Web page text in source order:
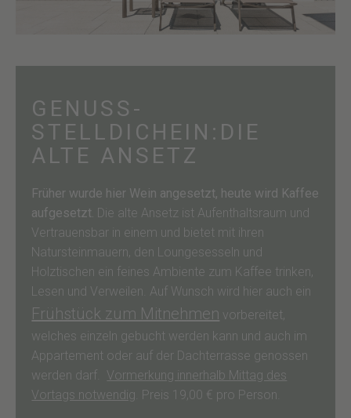
GENUSS-
STELLDICHEIN:DIE
ALTE ANSETZ
Früher wurde hier Wein angesetzt, heute wird Kaffee
aufgesetzt. Die alte Ansetz ist Aufenthaltsraum und
Vertrauensbar in einem und bietet mit ihren
Natursteinmauern, den Loungesesseln und
Holztischen ein feines Ambiente zum Kaffee trinken,
Lesen und Verweilen. Auf Wunsch wird hier auch ein
Frühstück zum Mitnehmen vorbereitet,
welches einzeln gebucht werden kann und auch im
Appartement oder auf der Dachterrasse genossen
werden darf. Vormerkung innerhalb Mittag des
Vortags notwendig . Preis 19,00 € pro Person.